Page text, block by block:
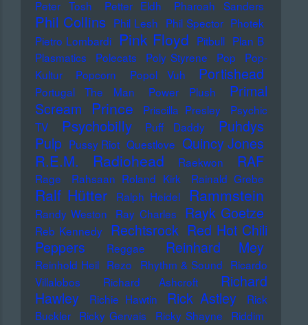
Peter Tosh
Petter Eldh Pharoah Sanders
Phil Collins Phil Lesh Phil Spector Photek
Pietro Lombardi
Pink Floyd Pitbull Plan B
Plasmatics
Polecats Poly Styrene Pop
Pop-
Kultur
Popcorn Popol Vuh Portishead
Portugal The Man Power Plush
Primal
Scream
Prince Priscilla Presley
Psychic
TV
Psychobilly Puff Daddy
Puhdys
Pulp Pussy Riot Questlove Quincy Jones
R.E.M. Radiohead Raekwon RAF
Rage Rahsaan Roland Kirk Rainald Grebe
Ralf Hütter Ralph Heidel Rammstein
Randy Weston Ray Charles Rayk Goetze
Reb Kennedy Rechtsrock Red Hot Chili
Peppers
Reggae Reinhard Mey
Reinhold Heil Rezo Rhythm & Sound Ricardo
Villalobos
Richard Ashcroft
Richard
Hawley
Richie Hawtin Rick Astley
Rick
Buckler
Ricky Gervais Ricky Shayne Riddim